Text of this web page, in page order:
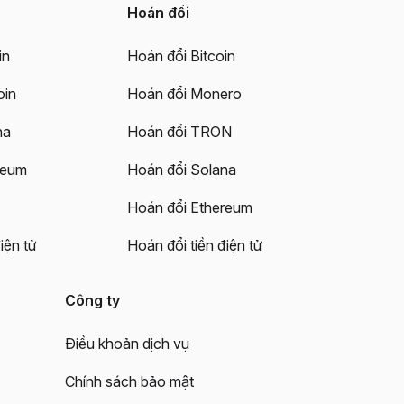
tử
Hoán đổi
Hoán đổi Bitcoin
Hoán đổi Monero
Hoán đổi TRON
Hoán đổi Solana
Hoán đổi Ethereum
Hoán đổi tiền điện tử
Công ty
Điều khoản dịch vụ
Chính sách bảo mật